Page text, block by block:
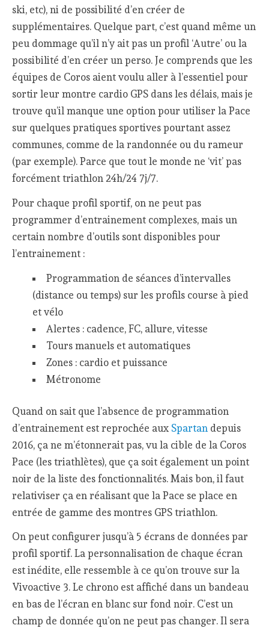
ski, etc), ni de possibilité d’en créer de
supplémentaires. Quelque part, c’est quand même un
peu dommage qu’il n’y ait pas un profil ‘Autre’ ou la
possibilité d’en créer un perso. Je comprends que les
équipes de Coros aient voulu aller à l’essentiel pour
sortir leur montre cardio GPS dans les délais, mais je
trouve qu’il manque une option pour utiliser la Pace
sur quelques pratiques sportives pourtant assez
communes, comme de la randonnée ou du rameur
(par exemple). Parce que tout le monde ne ‘vit’ pas
forcément triathlon 24h/24 7j/7.
Pour chaque profil sportif, on ne peut pas
programmer d’entrainement complexes, mais un
certain nombre d’outils sont disponibles pour
l’entrainement :
Programmation de séances d’intervalles
(distance ou temps) sur les profils course à pied
et vélo
Alertes : cadence, FC, allure, vitesse
Tours manuels et automatiques
Zones : cardio et puissance
Métronome
Quand on sait que l’absence de programmation
d’entrainement est reprochée aux Spartan depuis
2016, ça ne m’étonnerait pas, vu la cible de la Coros
Pace (les triathlètes), que ça soit également un point
noir de la liste des fonctionnalités. Mais bon, il faut
relativiser ça en réalisant que la Pace se place en
entrée de gamme des montres GPS triathlon.
On peut configurer jusqu’à 5 écrans de données par
profil sportif. La personnalisation de chaque écran
est inédite, elle ressemble à ce qu’on trouve sur la
Vivoactive 3. Le chrono est affiché dans un bandeau
en bas de l’écran en blanc sur fond noir. C’est un
champ de donnée qu’on ne peut pas changer. Il sera